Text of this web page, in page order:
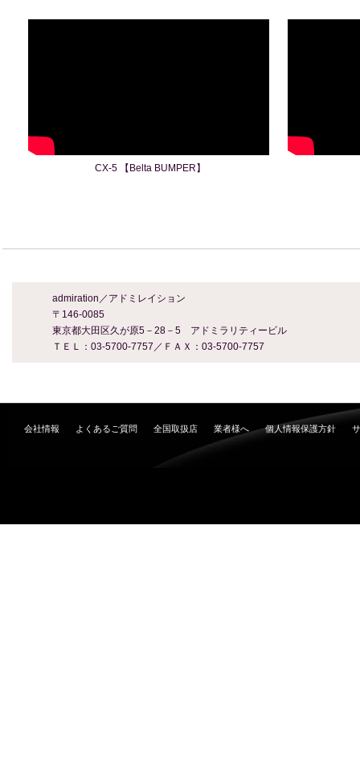
CX-5 【Belta BUMPER】
admiration／アドミレイション
〒146-0085
東京都大田区久が原5－28－5 アドミラリティービル
ＴＥＬ：03-5700-7757／ＦＡＸ：03-5700-7757
会社情報 よくあるご質問 全国取扱店 業者様へ 個人情報保護方針